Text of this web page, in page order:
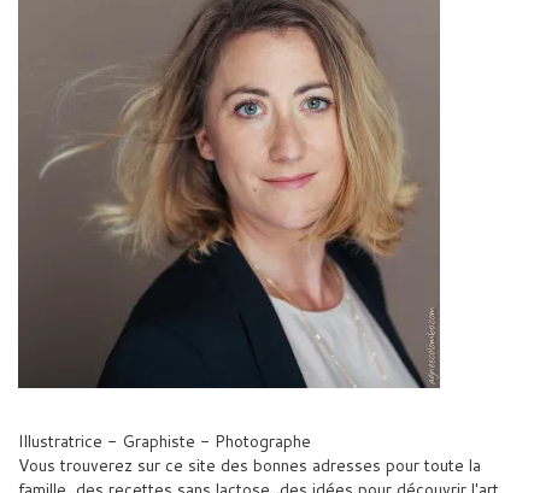
Illustratrice - Graphiste - Photographe
Vous trouverez sur ce site des bonnes adresses pour toute la